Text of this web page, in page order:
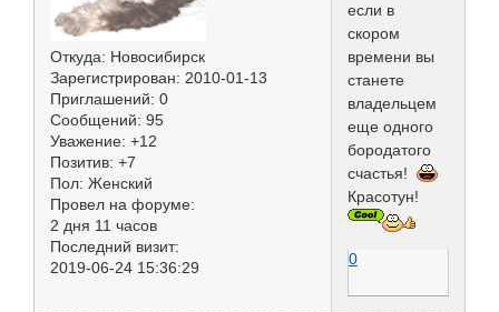
Откуда: Новосибирск
Зарегистрирован: 2010-01-13
Приглашений: 0
Сообщений: 95
Уважение: +12
Позитив: +7
Пол: Женский
Провел на форуме:
2 дня 11 часов
Последний визит:
2019-06-24 15:36:29
если в
скором
времени вы
станете
владельцем
еще одного
бородатого
счастья!
Красотун!
0